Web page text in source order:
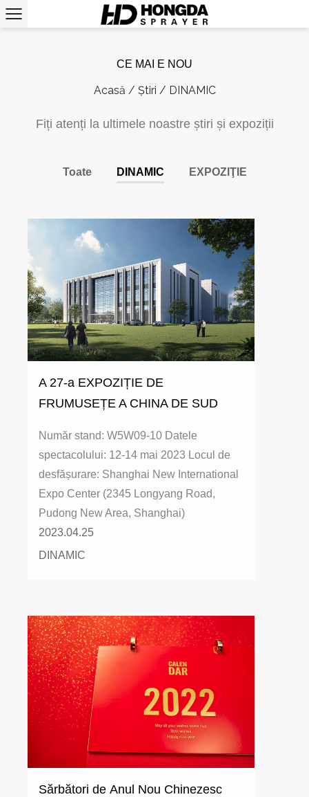
CE MAI E NOU
Acasă / Știri / DINAMIC
Fiți atenți la ultimele noastre știri și expoziții
Toate DINAMIC EXPOZIŢIE
A 27-a EXPOZIȚIE DE
FRUMUSEȚE A CHINA DE SUD
Număr stand: W5W09-10 Datele
spectacolului: 12-14 mai 2023 Locul de
desfășurare: Shanghai New International
Expo Center (2345 Longyang Road,
Pudong New Area, Shanghai)
2023.04.25
DINAMIC
Sărbători de Anul Nou Chinezesc